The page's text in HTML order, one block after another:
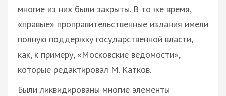
многие из них были закрыты. В то же время,
«правые» проправительственные издания имели
полную поддержку государственной власти,
как, к примеру, «Московские ведомости»,
которые редактировал М. Катков.
Были ликвидированы многие элементы